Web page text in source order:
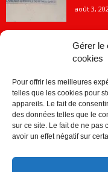
Gérer le
cookies
Pour offrir les meilleures
telles que les cookies pour
appareils. Le fait de
des données telles que le
sur ce site. Le fait de ne pas
avoir un effet négatif sur
août 3,
CATÉGORIE POPULAIRE
ACTUALITES
Economie
Société
Sport